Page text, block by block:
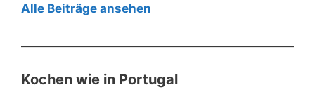
Alle Beiträge ansehen
Kochen wie in Portugal